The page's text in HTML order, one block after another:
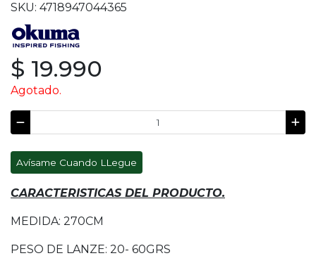
SKU: 4718947044365
$ 19.990
Agotado.
Avísame Cuando LLegue
CARACTERISTICAS DEL PRODUCTO.
MEDIDA: 270CM
PESO DE LANZE: 20- 60GRS